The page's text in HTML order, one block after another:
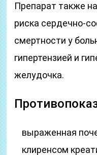
Препарат также
риска сердечно-
смертности у
гипертензией и
желудочка.
выраженная
клиренсом